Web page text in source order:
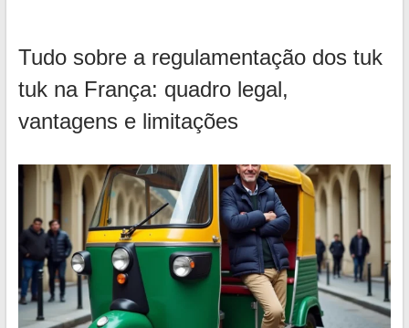
Tudo sobre a regulamentação dos tuk
tuk na França: quadro legal,
vantagens e limitações